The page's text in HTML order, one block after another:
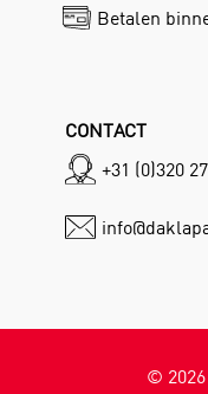
Betalen
CONTACT
+31 (0)320
© 2026